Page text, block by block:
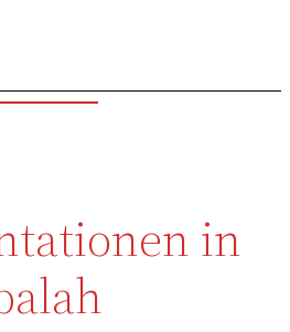
in